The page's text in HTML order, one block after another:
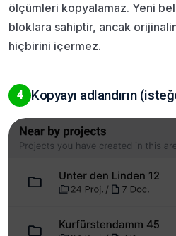
ölçümleri kopyalamaz. Yeni
bloklara sahiptir, ancak
hiçbirini içermez.
4 Kopyayı adlandırın